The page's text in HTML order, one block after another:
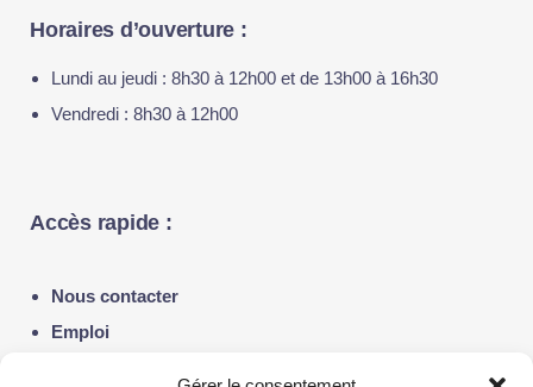
Horaires d’ouverture :
Lundi au jeudi : 8h30 à 12h00 et de 13h00 à 16h30
Vendredi : 8h30 à 12h00
Accès rapide :
Nous contacter
Emploi